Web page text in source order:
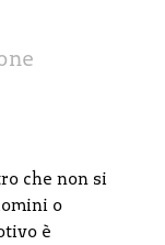
che non si
o
è